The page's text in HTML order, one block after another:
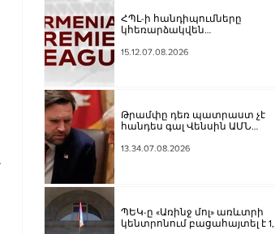
ՀՊԼ-ի հանդիպումները
կհեռարձակվեն
պաշտոնական
15.12.07.08.2026
Թրամփը դեռ պատրաստ չէ
հանդես գալ Վենսին ԱՄՆ
առաջադրելու օգտին
13.34.07.08.2026
ՊԵԿ-ը «Առինջ մոլ» առևտրի
կենտրոնում բացահայտել է 1,3